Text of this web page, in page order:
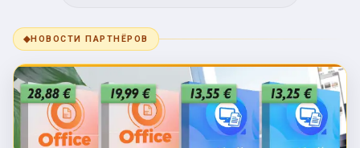
◆НОВОСТИ ПАРТНЁРОВ